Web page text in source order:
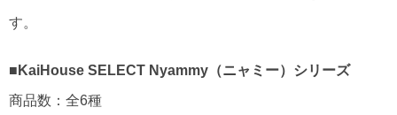
す。
■KaiHouse SELECT Nyammy（ニャミー）シリーズ
商品数：全6種